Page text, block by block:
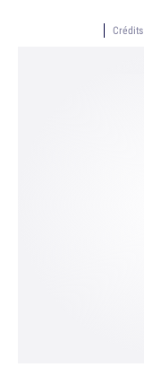
Crédits